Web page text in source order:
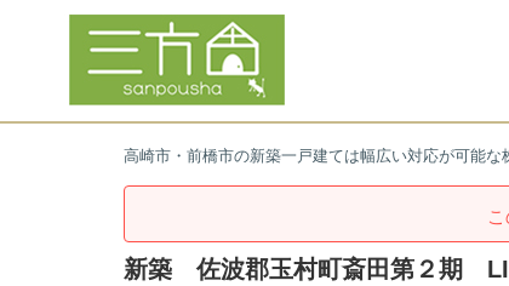
高崎市・前橋市の新築一戸建ては幅広い対応が可能な
新築 佐波郡玉村町斎田第２期